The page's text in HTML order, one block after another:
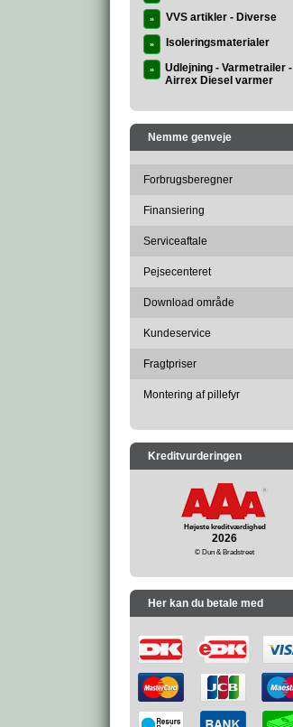
» VVS artikler - Diverse
» Isoleringsmaterialer
»
Udlejning - Varmetrailer -
Airrex Diesel varmer
Nemme genveje
Forbrugsberegner
Finansiering
Serviceaftale
Pejsecenteret
Download område
Kundeservice
Fragtpriser
Montering af pillefyr
Kreditvurderingen
Højeste kreditværdighed
2026
© Dun & Bradstreet
Her kan du betale med